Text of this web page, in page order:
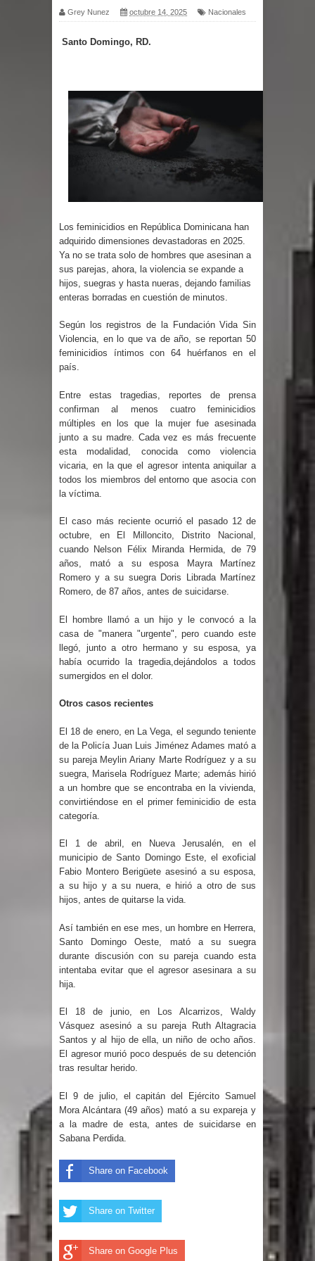
por un delicado problema cardíaco
PRM del Gobierno
Tres detenidos tras detectarse una
presunta estafa contra el
Ayuntamiento de Santiago
PRM votará “por aclamación” a sus
nuevas autoridades
El expresidente peruano Ollanta
Humala queda en libertad tras la
anulación de condena de 15 años por
DIGEIG y Liga Municipal Dominicana
impulsan nuevas metas de
transparencia a través SISMAP
La Fiscalía de Bolivia ordena la
detención del expresidente Evo
Morales
Calor extremo para este jueves en
gran parte del territorio nacional
Miles de marroquíes cruzan la
frontera en masa para entrar a
España
TC declara inconstitucional decreto
sobre horarios de venta de alcohol
Congreso
Presidente LMD Víctor D´Aza
reúne con alcalde San Cristóbal
Un lunes trágico deja seis jóvenes
Heridos y edificios colapsados tras
terremoto de magnitud 7,1 en Japón
modificaciones al nuevo Código Penal
Complementario gobierno endeuda
Grey Nunez octubre 14, 2025 Nacionales
Santo Domingo, RD.
Los feminicidios en República Dominicana han
adquirido dimensiones devastadoras en 2025.
Ya no se trata solo de hombres que asesinan a
sus parejas, ahora, la violencia se expande a
hijos, suegras y hasta nueras, dejando familias
enteras borradas en cuestión de minutos.
Según los registros de la Fundación Vida Sin
Violencia, en lo que va de año, se reportan 50
feminicidios íntimos con 64 huérfanos en el
país.
Entre estas tragedias, reportes de prensa
confirman al menos cuatro feminicidios
múltiples en los que la mujer fue asesinada
junto a su madre. Cada vez es más frecuente
esta modalidad, conocida como violencia
vicaria, en la que el agresor intenta aniquilar a
todos los miembros del entorno que asocia con
la víctima.
El caso más reciente ocurrió el pasado 12 de
octubre, en El Milloncito, Distrito Nacional,
cuando Nelson Félix Miranda Hermida, de 79
años, mató a su esposa Mayra Martínez
Romero y a su suegra Doris Librada Martínez
Romero, de 87 años, antes de suicidarse.
El hombre llamó a un hijo y le convocó a la
casa de "manera "urgente", pero cuando este
llegó, junto a otro hermano y su esposa, ya
había ocurrido la tragedia,dejándolos a todos
sumergidos en el dolor.
Otros casos recientes
El 18 de enero, en La Vega, el segundo teniente
de la Policía Juan Luis Jiménez Adames mató a
su pareja Meylin Ariany Marte Rodríguez y a su
suegra, Marisela Rodríguez Marte; además hirió
a un hombre que se encontraba en la vivienda,
convirtiéndose en el primer feminicidio de esta
categoría.
El 1 de abril, en Nueva Jerusalén, en el
municipio de Santo Domingo Este, el exoficial
Fabio Montero Berigüete asesinó a su esposa,
a su hijo y a su nuera, e hirió a otro de sus
hijos, antes de quitarse la vida.
Así también en ese mes, un hombre en Herrera,
Santo Domingo Oeste, mató a su suegra
durante discusión con su pareja cuando esta
intentaba evitar que el agresor asesinara a su
hija.
El 18 de junio, en Los Alcarrizos, Waldy
Vásquez asesinó a su pareja Ruth Altagracia
Santos y al hijo de ella, un niño de ocho años.
El agresor murió poco después de su detención
tras resultar herido.
El 9 de julio, el capitán del Ejército Samuel
Mora Alcántara (49 años) mató a su expareja y
a la madre de esta, antes de suicidarse en
Sabana Perdida.
Share on Facebook
Share on Twitter
Share on Google Plus